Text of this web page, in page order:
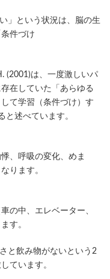
」という状況は、脳の生
件づけ
(2001)は、一度激しいパ
在していた「あらゆる
て学習（条件づけ）す
と述べています。
、呼吸の変化、めま
ります。
の中、エレベーター、
す。
と飲み物がないという2
ています。